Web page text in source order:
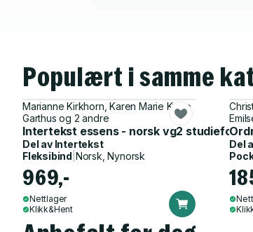
Populært i samme
Marianne Kirkhorn, Karen Marie Kvåle
Garthus og 2 andre
Intertekst essens - norsk vg2
Del av Intertekst
Fleksibind Norsk, Nynorsk
969,-
Nettlager
Klikk&Hent
Del